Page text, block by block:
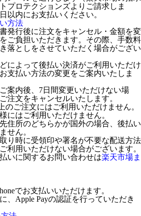
プロテクションズよりご請求しま
以内にお支払いください。
方法
発行後に注文をキャンセル・金額を変
ご負担いただきます。その際、手数料
落としをさせていただく場合がござい
によって後払い決済がご利用いただけ
支払い方法の変更をご案内いたしま
案内後、7日間変更いただけない場
注文をキャンセルいたします。
のご注文にはご利用いただけません。
にはご利用いただけません。
住所のどちらかが国外の場合、後払い
せん。
り時に受領印や署名が不要な配送方法
利用いただけない場合がございます。
いに関するお問い合わせは楽天市場ま
でお支払いいただけます。
、Apple Payの認証を行っていただき